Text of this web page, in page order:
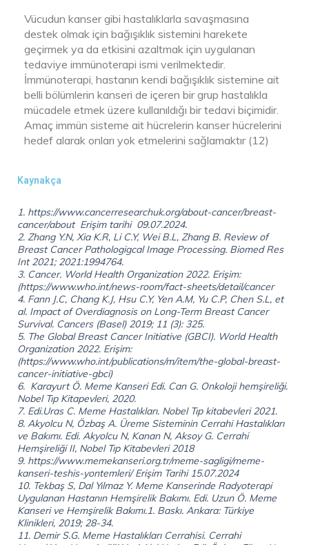
Vücudun kanser gibi hastalıklarla savaşmasına
destek olmak için bağışıklık sistemini harekete
geçirmek ya da etkisini azaltmak için uygulanan
tedaviye immünoterapi ismi verilmektedir.
İmmünoterapi, hastanın kendi bağışıklık sistemine ait
belli bölümlerin kanseri de içeren bir grup hastalıkla
mücadele etmek üzere kullanıldığı bir tedavi biçimidir.
Amaç immün sisteme ait hücrelerin kanser hücrelerini
hedef alarak onları yok etmelerini sağlamaktır (12)
Kaynakça
1. https://www.cancerresearchuk.org/about-cancer/breast-
cancer/about Erişim tarihi 09.07.2024.
2. Zhang Y.N, Xia K.R, Li C.Y, Wei B.L, Zhang B. Review of
Breast Cancer Pathologigcal Image Processing. Biomed Res
Int 2021; 2021:1994764.
3. Cancer. World Health Organization 2022. Erişim:
(https://www.who.int/news-room/fact-sheets/detail/cancer
4. Fann J.C, Chang K.J, Hsu C.Y, Yen A.M, Yu C.P, Chen S.L, et
al. Impact of Overdiagnosis on Long-Term Breast Cancer
Survival. Cancers (Basel) 2019; 11 (3): 325.
5. The Global Breast Cancer Initiative (GBCI). World Health
Organization 2022. Erişim:
(https://www.who.int/publications/m/item/the-global-breast-
cancer-initiative-gbci)
6. Karayurt Ö. Meme Kanseri Edi. Can G. Onkoloji hemşireliği.
Nobel Tıp Kitapevleri, 2020.
7. Edi.Uras C. Meme Hastalıkları. Nobel Tıp kitabevleri 2021.
8. Akyolcu N, Özbaş A. Üreme Sisteminin Cerrahi Hastalıkları
ve Bakımı. Edi. Akyolcu N, Kanan N, Aksoy G. Cerrahi
Hemşireliği II, Nobel Tıp Kitabevleri 2018
9. https://www.memekanseri.org.tr/meme-sagligi/meme-
kanseri-teshis-yontemleri/ Erişim Tarihi 15.07.2024
10. Tekbaş S, Dal Yılmaz Y. Meme Kanserinde Radyoterapi
Uygulanan Hastanın Hemşirelik Bakımı. Edi. Uzun Ö. Meme
Kanseri ve Hemşirelik Bakımı.1. Baskı. Ankara: Türkiye
Klinikleri, 2019; 28-34.
11. Demir S.G. Meme Hastalıkları Cerrahisi. Cerrahi